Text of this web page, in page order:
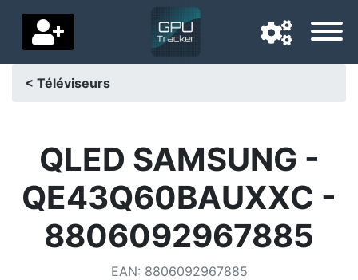
Pays de livraison
Accueil
Baisses de prix
Paramètres
< Téléviseurs
QLED SAMSUNG -
QE43Q60BAUXXC -
8806092967885
EAN: 8806092967885